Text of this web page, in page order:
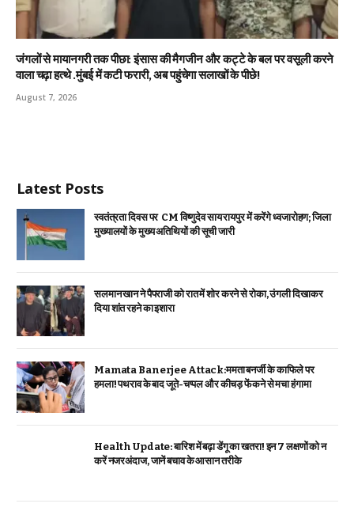
जंगलों से मायानगरी तक पीछा: इंसास की मैगजीन और कट्टे के बल पर वसूली करने
वाला चढ़ा हत्थे .मुंबई में कटी फरारी, अब पहुंचेगा सलाखों के पीछे!
August 7, 2026
Latest Posts
स्वतंत्रता दिवस पर CM विष्णुदेव साय रायपुर में करेंगे ध्वजारोहण; जिला
मुख्यालयों के मुख्य अतिथियों की सूची जारी
सलमान खान ने पैपराजी को रात में शोर करने से रोका, उंगली दिखाकर
दिया शांत रहने का इशारा
Mamata Banerjee Attack:ममता बनर्जी के काफिले पर
हमला! पथराव के बाद जूते-चप्पल और कीचड़ फेंकने से मचा हंगामा
Health Update: बारिश में बढ़ा डेंगू का खतरा! इन 7 लक्षणों को न
करें नजरअंदाज, जानें बचाव के आसान तरीके